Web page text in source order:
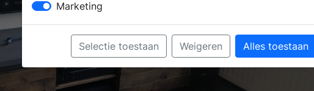
Marketing
Selectie toestaan Weigeren Alles toestaan